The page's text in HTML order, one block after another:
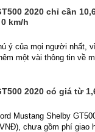
2020 chỉ cần
km/h
ý của mọi người nhất,
một vài thông tin về
2020 có giá từ
Mustang Shelby
chưa gồm phí giao